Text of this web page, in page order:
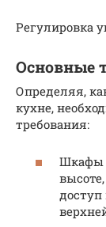
Регулировка
Основные
Определяя,
кухне,
требования:
Шкафы
доступ